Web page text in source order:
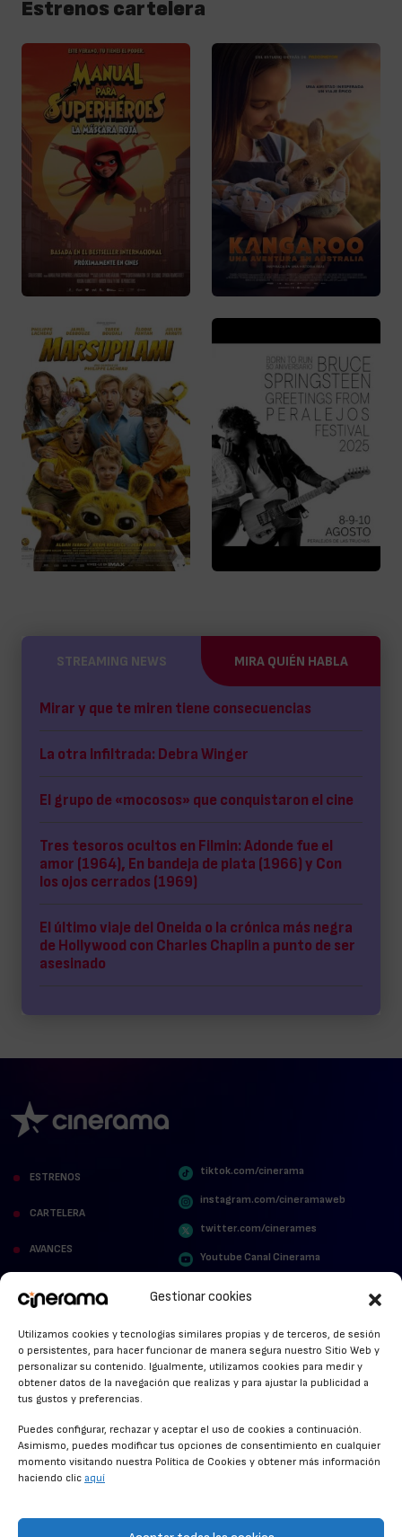
Gestionar cookies
Utilizamos cookies y tecnologías similares propias y de terceros, de sesión
o persistentes, para hacer funcionar de manera segura nuestro Sitio Web y
personalizar su contenido. Igualmente, utilizamos cookies para medir y
obtener datos de la navegación que realizas y para ajustar la publicidad a
tus gustos y preferencias.
Puedes configurar, rechazar y aceptar el uso de cookies a continuación.
Asimismo, puedes modificar tus opciones de consentimiento en cualquier
momento visitando nuestra Política de Cookies y obtener más información
haciendo clic aquí
Estrenos cartelera
STREAMING NEWS MIRA QUIÉN HABLA
Mirar y que te miren tiene consecuencias
La otra Infiltrada: Debra Winger
El grupo de «mocosos» que conquistaron el cine
Tres tesoros ocultos en Filmin: Adonde fue el
amor (1964), En bandeja de plata (1966) y Con
los ojos cerrados (1969)
El último viaje del Oneida o la crónica más negra
de Hollywood con Charles Chaplin a punto de ser
asesinado
ESTRENOS
CARTELERA
AVANCES
STREAMING NEWS
ANUNCIOS DE CINE
tiktok.com/cinerama
instagram.com/cineramaweb
twitter.com/cinerames
Youtube Canal Cinerama